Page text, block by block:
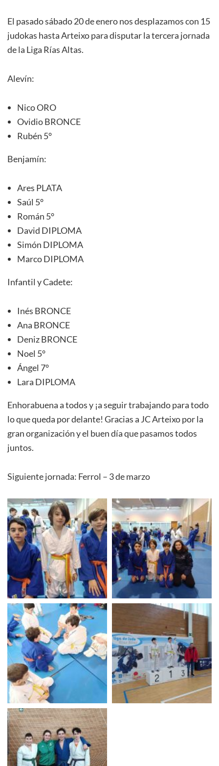
El pasado sábado 20 de enero nos desplazamos con 15
judokas hasta Arteixo para disputar la tercera jornada
de la Liga Rías Altas.
Alevín:
Nico ORO
Ovidio BRONCE
Rubén 5°
Benjamín:
Ares PLATA
Saúl 5°
Román 5°
David DIPLOMA
Simón DIPLOMA
Marco DIPLOMA
Infantil y Cadete:
Inés BRONCE
Ana BRONCE
Deniz BRONCE
Noel 5°
Ángel 7°
Lara DIPLOMA
Enhorabuena a todos y ¡a seguir trabajando para todo
lo que queda por delante! Gracias a JC Arteixo por la
gran organización y el buen día que pasamos todos
juntos.
Siguiente jornada: Ferrol – 3 de marzo